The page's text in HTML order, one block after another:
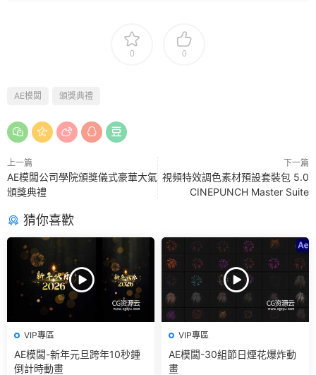
0 0
AE模闆 頒獎典禮
上一篇
AE模闆公司學院頒獎儀式豪華大氣
頒獎典禮
下一篇
視頻特效調色素材預設套裝包 5.0
CINEPUNCH Master Suite
猜你喜歡
VIP專區
AE模闆-新年元旦跨年10秒鍾
倒計時動畫
VIP專區
AE模闆-30組節日煙花爆炸動
畫